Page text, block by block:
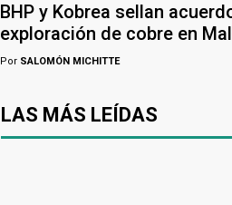
BHP y Kobrea sellan
exploración de cobre en
Por SALOMÓN MICHITTE
LAS MÁS LEÍDAS